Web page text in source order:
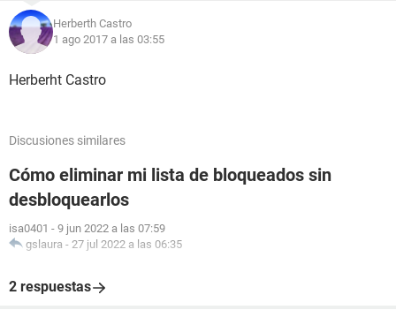
Herberth Castro
1 ago 2017 a las 03:55
Herberht Castro
Discusiones similares
Cómo eliminar mi lista de bloqueados sin
desbloquearlos
isa0401 - 9 jun 2022 a las 07:59
gslaura - 27 jul 2022 a las 06:35
2 respuestas